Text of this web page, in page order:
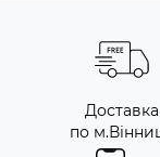
Доставка
по